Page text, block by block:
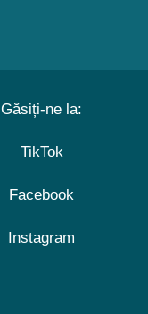
Găsiți-ne la:
TikTok
Facebook
Instagram